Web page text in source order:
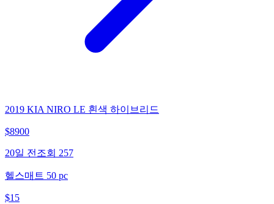
2019 KIA NIRO LE 흰색 하이브리드
$8900
20일 전 조회 257
헬스매트 50 pc
$15